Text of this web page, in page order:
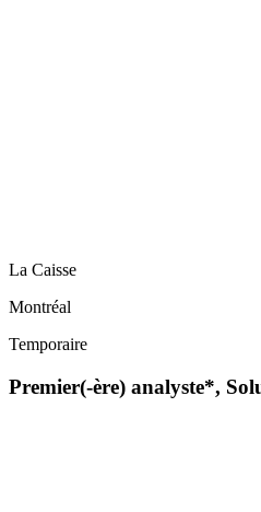
La Caisse
Montréal
Temporaire
Premier(-ère) analyste*,